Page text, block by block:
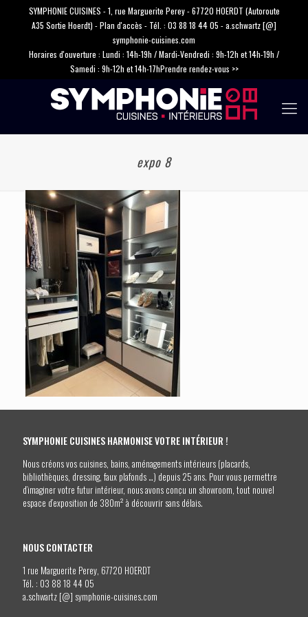
SYMPHONIE CUISINES - 1, rue Marguerite Perey - 67720 HOERDT (Autoroute
A35 Sortie Hoerdt) -Plan d'accès - Tél. : 03 88 18 44 05 -a.schwartz [@]
symphonie-cuisines.com
Horaires d'ouverture : Lundi : 14h-19h / Mardi-Vendredi : 9h-12h et 14h-19h /
Samedi : 9h-12h et 14h-17hPrendre rendez-vous >>
expo 8
SYMPHONIE CUISINES HARMONISE VOTRE INTÉRIEUR !
Nous créons vos cuisines, bains, aménagements intérieurs (placards,
bibliothèques, dressing, faux plafonds …) depuis 25 ans. Pour vous permettre
d’imaginer votre futur intérieur, nous avons conçu un showroom, tout nouvel
espace d’exposition de 380m² à découvrir sans délais.
NOUS CONTACTER
1 rue Marguerite Perey, 67720 HOERDT
Tél. : 03 88 18 44 05
a.schwartz [@] symphonie-cuisines.com